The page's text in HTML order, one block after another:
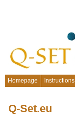
Homepage Instructions
Q-Set.eu